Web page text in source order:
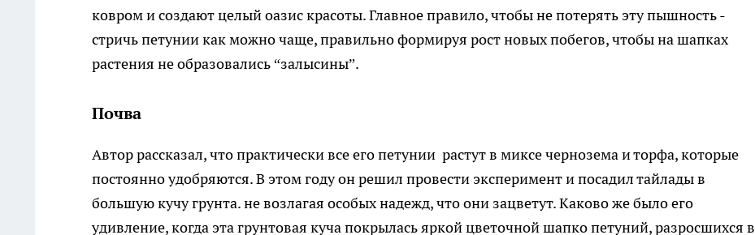
ковром и создают целый оазис красоты. Главное правило, чтобы не потерять эту пышность -
стричь петунии как можно чаще, правильно формируя рост новых побегов, чтобы на шапках
растения не образовались “залысины”.
Почва
Автор рассказал, что практически все его петунии растут в миксе чернозема и торфа, которые
постоянно удобряются. В этом году он решил провести эксперимент и посадил тайлады в
большую кучу грунта. не возлагая особых надежд, что они зацветут. Каково же было его
удивление, когда эта грунтовая куча покрылась яркой цветочной шапко петуний, разросшихся в